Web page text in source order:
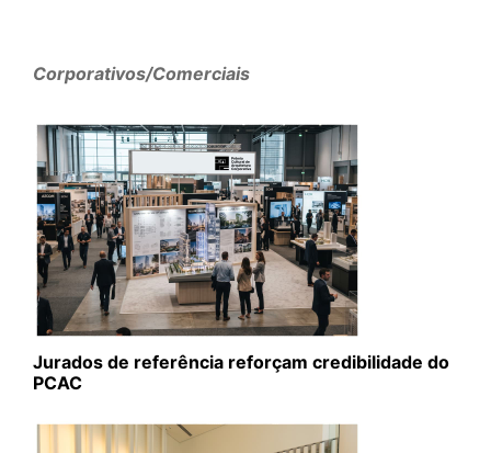
Corporativos/Comerciais
Jurados de referência reforçam credibilidade do
PCAC